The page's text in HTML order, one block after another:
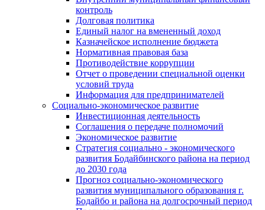
контроль
Долговая политика
Единый налог на вмененный доход
Казначейское исполнение бюджета
Нормативная правовая база
Противодействие коррупции
Отчет о проведении специальной оценки
условий труда
Информация для предпринимателей
Социально-экономическое развитие
Инвестиционная деятельность
Соглашения о передаче полномочий
Экономическое развитие
Стратегия социально - экономического
развития Бодайбинского района на период
до 2030 года
Прогноз социально-экономического
развития муниципального образования г.
Бодайбо и района на долгосрочный период